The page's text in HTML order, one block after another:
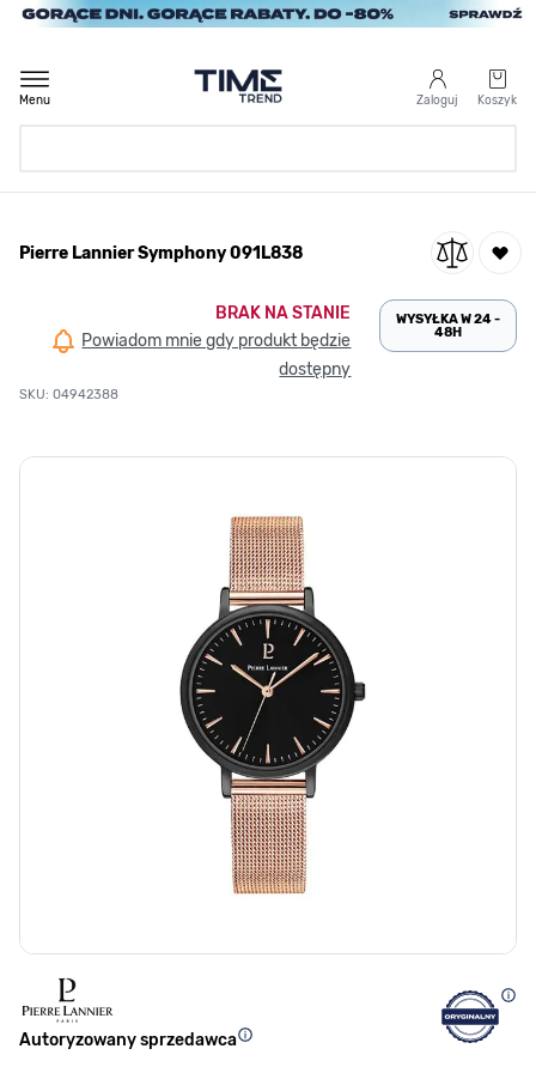
Przejdź do treści
Zaloguj Koszyk
Menu
/ Pierre Lannier Symphony 091L838
Pierre Lannier Symphony 091L838
BRAK NA STANIE
Powiadom mnie gdy produkt będzie
dostępny
SKU: 04942388
WYSYŁKA W 24 -
48H
Autoryzowany sprzedawca